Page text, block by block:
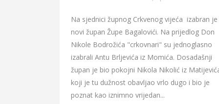
Na sjednici župnog Crkvenog vijeća izabran je
novi župan Župe Bagalovići. Na prijedlog Don
Nikole Bodrožića "crkovnari" su jednoglasno
izabrali Antu Brljevića iz Momića. Dosadašnji
župan je bio pokojni Nikola Nikolić iz
koji je tu dužnost obavljao vrlo dugo i bio je
poznat kao iznimno vrijedan...